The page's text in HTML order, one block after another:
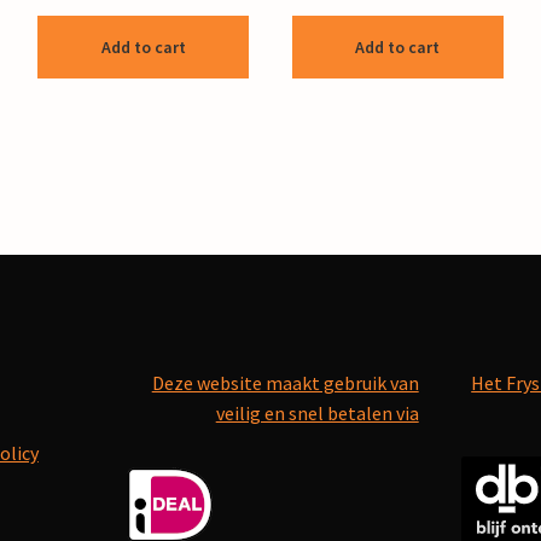
Add to cart Add to cart
Deze website maakt gebruik van
veilig en snel betalen via
Het